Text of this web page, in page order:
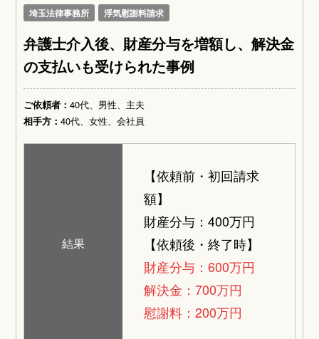
埼玉法律事務所 浮気慰謝料請求
弁護士介入後、財産分与を増額し、解決金
の支払いも受けられた事例
ご依頼者：40代、男性、主夫
相手方：40代、女性、会社員
結果
【依頼前・初回請求
額】
財産分与：400万円
【依頼後・終了時】
財産分与：600万円
解決金：700万円
慰謝料：200万円